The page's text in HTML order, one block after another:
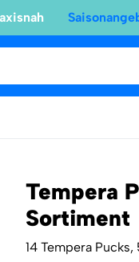
Tempera
Sortiment
14 Tempera Pucks,